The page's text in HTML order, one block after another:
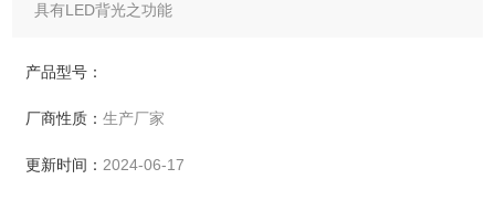
具有LED背光之功能
• 选用含背光功能的大数字显示屏幕，清晰易读
• 具有重量或数量预设、简易计数、重量暂留、计重及百分比
产品型号：
厂商性质：生产厂家
更新时间： 2024-06-17